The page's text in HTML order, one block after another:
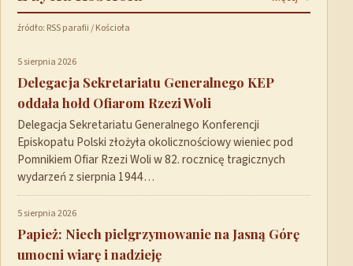
źródło: RSS parafii / Kościoła
5 sierpnia 2026
Delegacja Sekretariatu Generalnego KEP
oddała hołd Ofiarom Rzezi Woli
Delegacja Sekretariatu Generalnego Konferencji
Episkopatu Polski złożyła okolicznościowy wieniec pod
Pomnikiem Ofiar Rzezi Woli w 82. rocznicę tragicznych
wydarzeń z sierpnia 1944…
5 sierpnia 2026
Papież: Niech pielgrzymowanie na Jasną Górę
umocni wiarę i nadzieję